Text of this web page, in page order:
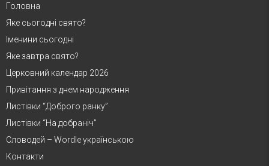
Головна
Яке сьогодні свято?
Іменини сьогодні
Яке завтра свято?
Церковний календар 2026
Привітання з днем народження
Листівки “Доброго ранку”
Листівки “На добраніч”
Словодей – Wordle українською
Контакти